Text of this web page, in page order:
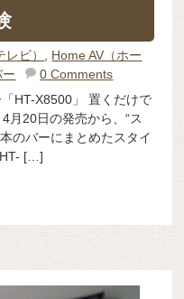
ビ） , Home AV（ホー
0 Comments
HT-X8500」 置くだけで
月20日の発売から、“ス
のバーにまとめたスタイ
HT- […]